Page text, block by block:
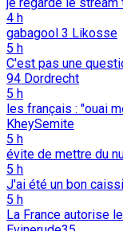
4 h
gabagool 3 Likosse
5 h
C'est pas une
94 Dordrecht
5 h
les français : "ouai
KheySemite
5 h
évite de mettre du
5 h
J'ai été un bon
5 h
La France autorise